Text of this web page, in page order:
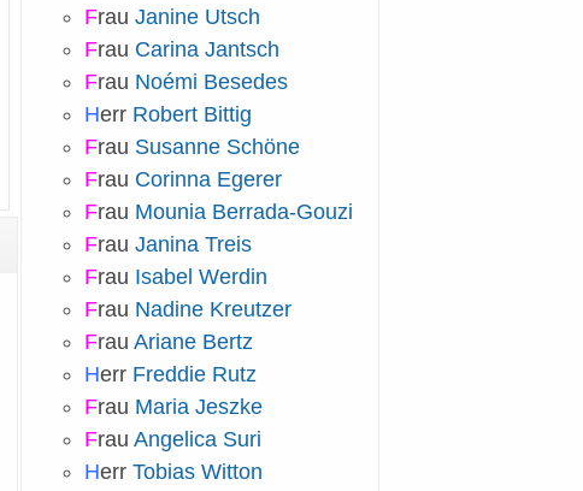
Frau Janine Utsch
Frau Carina Jantsch
Frau Noémi Besedes
Herr Robert Bittig
Frau Susanne Schöne
Frau Corinna Egerer
Frau Mounia Berrada-Gouzi
Frau Janina Treis
Frau Isabel Werdin
Frau Nadine Kreutzer
Frau Ariane Bertz
Herr Freddie Rutz
Frau Maria Jeszke
Frau Angelica Suri
Herr Tobias Witton